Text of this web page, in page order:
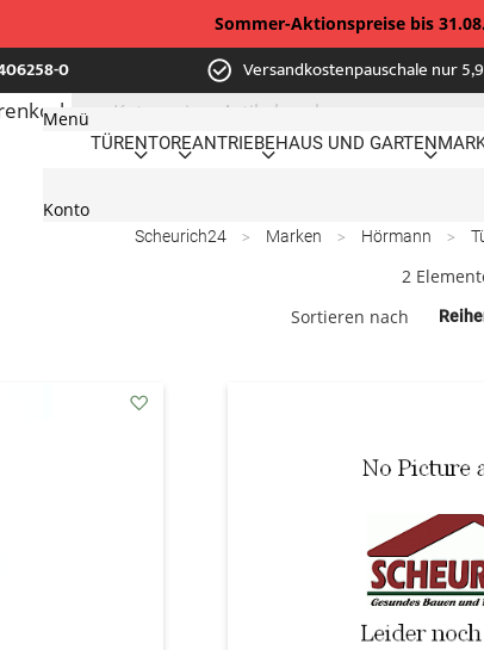
Sommer-Aktionspreise bis
0 Versandkostenpauschale nur
Menü
TÜRENTOREANTRIEBEHAUS UND GARTEN
Konto
Scheurich24 Marken Hörmann
2
Sortieren nach